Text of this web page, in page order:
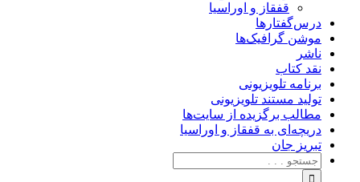
قفقاز و اوراسیا
درس‌گفتارها
موشن گرافیک‌ها
ناشر
نقد کتاب
برنامه‌ تلویزیونی
تولید مستند تلویزیونی
مطالب برگزیده از سایت‌ها
دریچه‌ای به قفقاز و اوراسیا
تبریزِ جان
جستجو
برای: